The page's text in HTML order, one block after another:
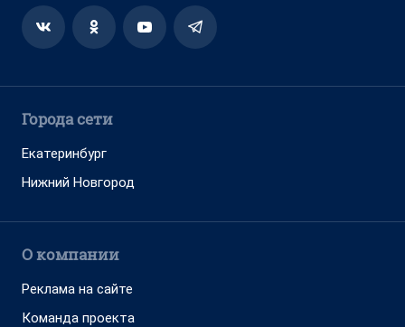
Города сети
Екатеринбург
Нижний Новгород
О компании
Реклама на сайте
Команда проекта